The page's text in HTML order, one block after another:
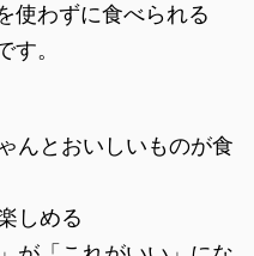
使わずに食べられる
す。
んとおいしいものが食
しめる